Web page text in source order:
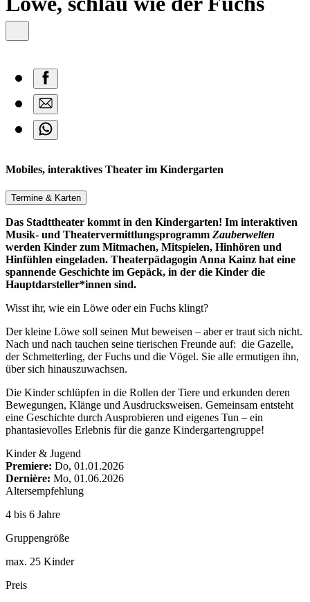
Mobiles, interaktives Theater im Kindergarten
Termine & Karten
Das Stadttheater kommt in den Kindergarten! Im interaktiven
Musik- und Theatervermittlungsprogramm Zauberwelten
werden Kinder zum Mitmachen, Mitspielen, Hinhören und
Hinfühlen eingeladen. Theaterpädagogin Anna Kainz hat eine
spannende Geschichte im Gepäck, in der die Kinder die
Hauptdarsteller*innen sind.
Wisst ihr, wie ein Löwe oder ein Fuchs klingt?
Der kleine Löwe soll seinen Mut beweisen – aber er traut sich nicht.
Nach und nach tauchen seine tierischen Freunde auf: die Gazelle,
der Schmetterling, der Fuchs und die Vögel. Sie alle ermutigen ihn,
über sich hinauszuwachsen.
Die Kinder schlüpfen in die Rollen der Tiere und erkunden deren
Bewegungen, Klänge und Ausdrucksweisen. Gemeinsam entsteht
eine Geschichte durch Ausprobieren und eigenes Tun – ein
phantasievolles Erlebnis für die ganze Kindergartengruppe!
Kinder & Jugend
Premiere: Do, 01.01.2026
Dernière: Mo, 01.06.2026
Altersempfehlung
4 bis 6 Jahre
Gruppengröße
max. 25 Kinder
Preis